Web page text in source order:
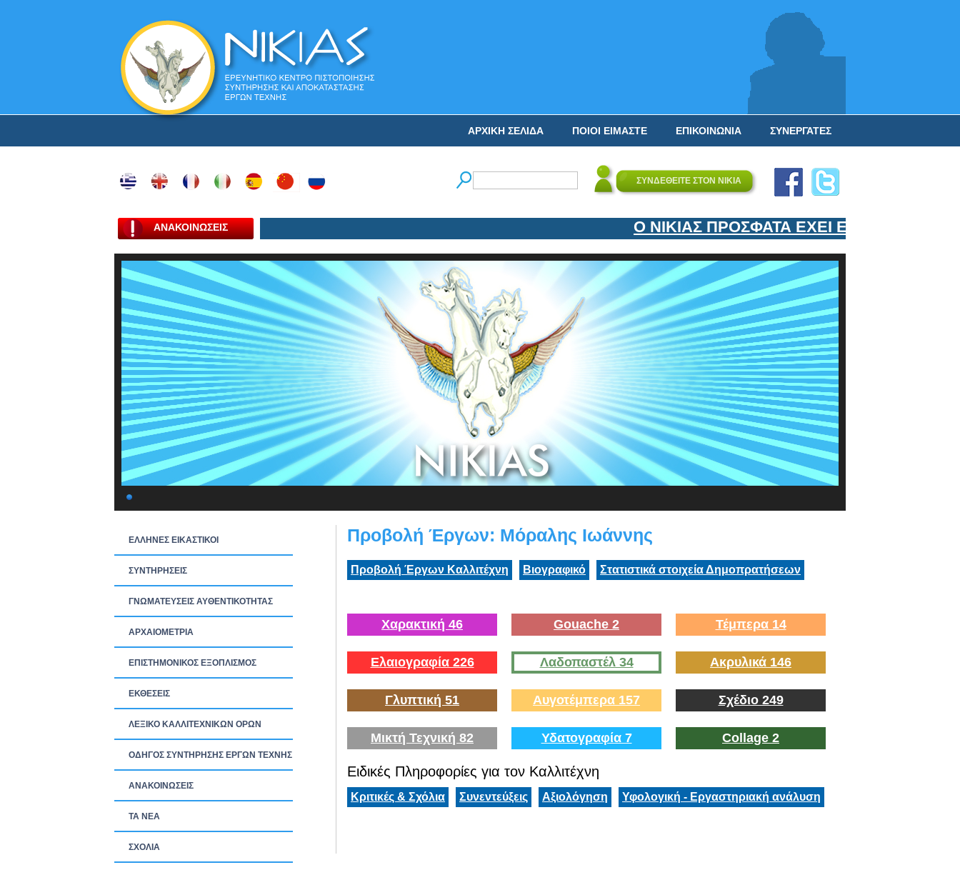
ΣΥΝΕΡΓΑΤΕΣ
ΕΠΙΚΟΙΝΩΝΙΑ
ΠΟΙΟΙ ΕΙΜΑΣΤΕ
ΑΡΧΙΚΗ ΣΕΛΙΔΑ
ΣΥΝΔΕΘΕΙΤΕ ΣΤΟΝ ΝΙΚΙΑ
ΑΝΑΚΟΙΝΩΣΕΙΣ Ο ΝΙΚΙΑΣ ΠΡΟΣΦΑΤΑ ΕΧΕΙ ΕΝΤΑΞΕΙ ΣΤΟΝ
ΕΛΛΗΝΕΣ ΕΙΚΑΣΤΙΚΟΙ
ΣΥΝΤΗΡΗΣΕΙΣ
ΓΝΩΜΑΤΕΥΣΕΙΣ ΑΥΘΕΝΤΙΚΟΤΗΤΑΣ
ΑΡΧΑΙΟΜΕΤΡΙΑ
ΕΠΙΣΤΗΜΟΝΙΚΟΣ ΕΞΟΠΛΙΣΜΟΣ
ΕΚΘΕΣΕΙΣ
ΛΕΞΙΚΟ ΚΑΛΛΙΤΕΧΝΙΚΩΝ ΟΡΩΝ
ΟΔΗΓΟΣ ΣΥΝΤΗΡΗΣΗΣ ΕΡΓΩΝ ΤΕΧΝΗΣ
ΑΝΑΚΟΙΝΩΣΕΙΣ
ΤΑ ΝEΑ
ΣΧΟΛΙΑ
Προβολή Έργων: Μόραλης Ιωάννης
Προβολή Έργων Καλλιτέχνη Βιογραφικό Στατιστικά στοιχεία Δημοπρατήσεων
Χαρακτική 46 Gouache 2 Τέμπερα 14
Ελαιογραφία 226 Λαδοπαστέλ 34 Ακρυλικά 146
Γλυπτική 51 Αυγοτέμπερα 157 Σχέδιο 249
Μικτή Τεχνική 82 Υδατογραφία 7 Collage 2
Ειδικές Πληροφορίες για τον Καλλιτέχνη
Κριτικές & Σχόλια Συνεντεύξεις Αξιολόγηση Υφολογική - Εργαστηριακή ανάλυση